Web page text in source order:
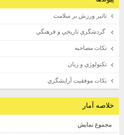
تاثير ورزش بر سلامت
گردشگري تاريخي و فرهنگي
نكات مصاحبه
تكنولوژي و زبان
نكات موفقيت آرايشگري
خلاصه آمار
مجموع نمایش‌